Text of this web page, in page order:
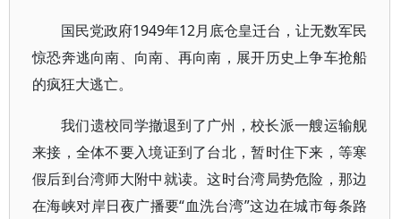
国民党政府1949年12月底仓皇迁台，让无数军民
惊恐奔逃向南、向南、再向南，展开历史上争车抢船
的疯狂大逃亡。
我们遗校同学撤退到了广州，校长派一艘运输舰
来接，全体不要入境证到了台北，暂时住下来，等寒
假后到台湾师大附中就读。这时台湾局势危险，那边
在海峡对岸日夜广播要“血洗台湾”这边在城市每条路